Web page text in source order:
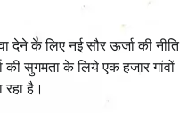
देने के लिए नई सौर ऊर्जा की नीति
की सुगमता के लिये एक हजार गांवों
है।